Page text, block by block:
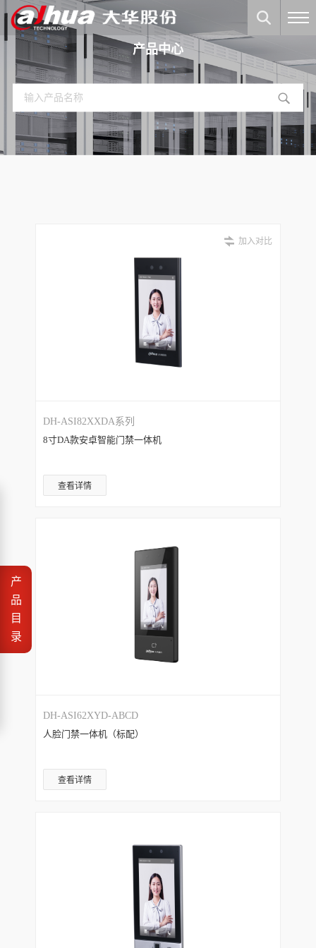
产品中心
产
品
目
录
加入对比
DH-ASI82XXDA系列
8寸DA款安卓智能门禁一体机
查看详情
DH-ASI62XYD-ABCD
人脸门禁一体机（标配）
查看详情